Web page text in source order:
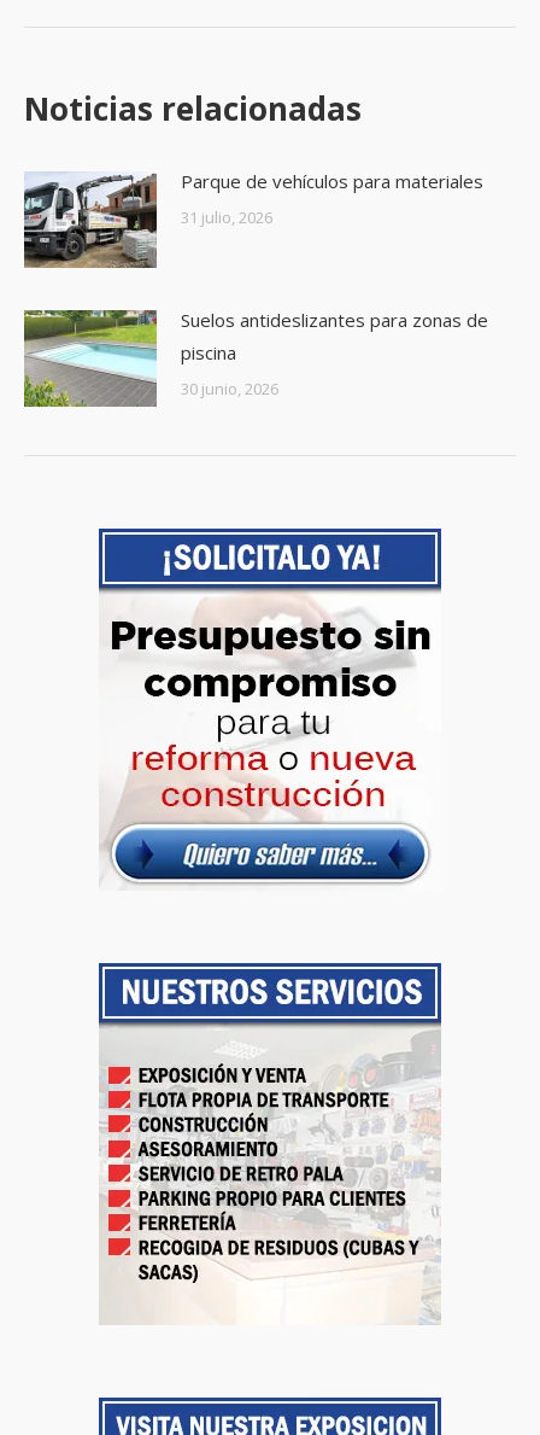
Noticias relacionadas
Parque de vehículos para materiales
31 julio, 2026
Suelos antideslizantes para zonas de
piscina
30 junio, 2026